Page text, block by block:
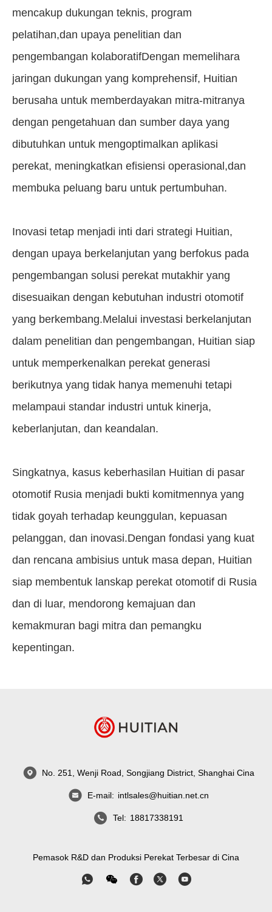
mencakup dukungan teknis, program
pelatihan,dan upaya penelitian dan
pengembangan kolaboratifDengan memelihara
jaringan dukungan yang komprehensif, Huitian
berusaha untuk memberdayakan mitra-mitranya
dengan pengetahuan dan sumber daya yang
dibutuhkan untuk mengoptimalkan aplikasi
perekat, meningkatkan efisiensi operasional,dan
membuka peluang baru untuk pertumbuhan.
Inovasi tetap menjadi inti dari strategi Huitian,
dengan upaya berkelanjutan yang berfokus pada
pengembangan solusi perekat mutakhir yang
disesuaikan dengan kebutuhan industri otomotif
yang berkembang.Melalui investasi berkelanjutan
dalam penelitian dan pengembangan, Huitian siap
untuk memperkenalkan perekat generasi
berikutnya yang tidak hanya memenuhi tetapi
melampaui standar industri untuk kinerja,
keberlanjutan, dan keandalan.
Singkatnya, kasus keberhasilan Huitian di pasar
otomotif Rusia menjadi bukti komitmennya yang
tidak goyah terhadap keunggulan, kepuasan
pelanggan, dan inovasi.Dengan fondasi yang kuat
dan rencana ambisius untuk masa depan, Huitian
siap membentuk lanskap perekat otomotif di Rusia
dan di luar, mendorong kemajuan dan
kemakmuran bagi mitra dan pemangku
kepentingan.
No. 251, Wenji Road, Songjiang District, Shanghai Cina
E-mail: intlsales@huitian.net.cn
Tel: 18817338191
Pemasok R&D dan Produksi Perekat Terbesar di Cina